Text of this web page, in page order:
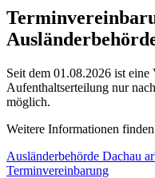
Seit dem 01.08.2026 ist
Aufenthaltserteilung nur nach
möglich.
Weitere Informationen
Ausländerbehörde Dachau
Terminvereinbarung